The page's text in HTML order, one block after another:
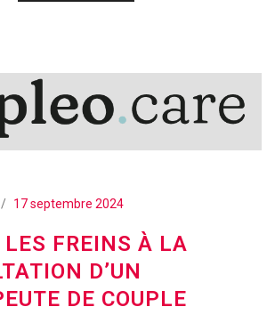
17 septembre 2024
LES FREINS À LA
D’UN
DE COUPLE